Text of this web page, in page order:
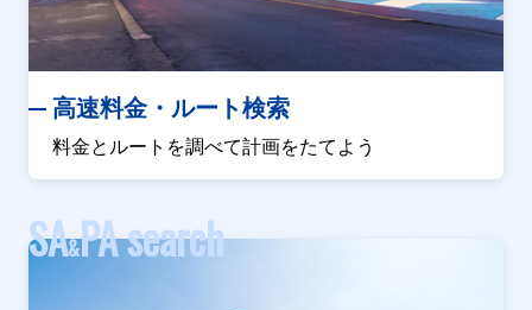
高速料金・ルート検索
料金とルートを調べて計画をたてよう
SA&PA search